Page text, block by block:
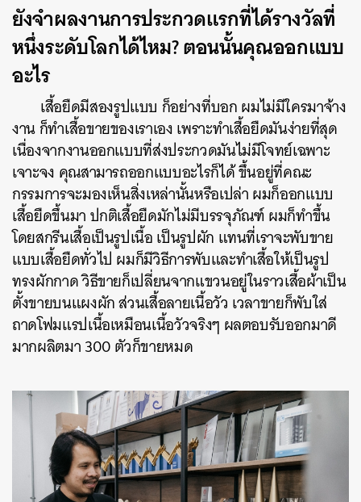
ยังจำผลงานการประกวดแรกที่ได้รางวัลที่
หนึ่งระดับโลกได้ไหม? ตอนนั้นคุณออกแบบ
อะไร
เสื้อยืดมีสองรูปแบบ ก็อย่างที่บอก ผมไม่มีใครมาจ้าง
งาน ก็ทำเสื้อขายของเราเอง เพราะทำเสื้อยืดมันง่ายที่สุด
เนื่องจากงานออกแบบที่ส่งประกวดมันไม่มีโจทย์เฉพาะ
เจาะจง คุณสามารถออกแบบอะไรก็ได้ ขึ้นอยู่ที่คณะ
กรรมการจะมองเห็นสิ่งเหล่านั้นหรือเปล่า ผมก็ออกแบบ
เสื้อยืดขึ้นมา ปกติเสื้อยืดมักไม่มีบรรจุภัณฑ์ ผมก็ทำขึ้น
โดยสกรีนเสื้อเป็นรูปเนื้อ เป็นรูปผัก แทนที่เราจะพับขาย
แบบเสื้อยืดทั่วไป ผมก็มีวิธีการพับและทำเสื้อให้เป็นรูป
ทรงผักกาด วิธีขายก็เปลี่ยนจากแขวนอยู่ในราวเสื้อผ้าเป็น
ตั้งขายบนแผงผัก ส่วนเสื้อลายเนื้อวัว เวลาขายก็พับใส่
ถาดโฟมแรปเนื้อเหมือนเนื้อวัวจริงๆ ผลตอบรับออกมาดี
มากผลิตมา 300 ตัวก็ขายหมด